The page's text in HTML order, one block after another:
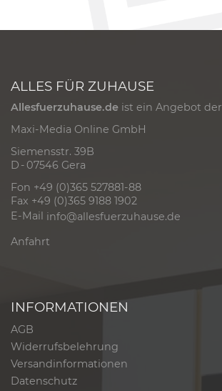
ALLES FÜR ZUHAUSE
Allesfuerzuhause.de ist ein Angebot der
Maxi-Media Online GmbH
Siemensstr. 39B
D - 07546 Gera
Fon +49 (0)365 527881-88
Fax +49 (0)365 9188 1902
E-Mail info@allesfuerzuhause.de
Anfahrt
INFORMATIONEN
AGB
Widerrufsbelehrung
Versandinformationen
Datenschutz